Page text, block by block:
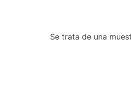
Se trata de una